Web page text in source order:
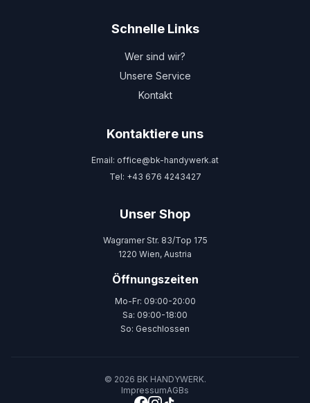
Schnelle Links
Wer sind wir?
Unsere Service
Kontakt
Kontaktiere uns
Email: office@bk-handywerk.at
Tel: +43 676 4243427
Unser Shop
Wagramer Str. 83/Top 175
1220 Wien, Austria
Öffnungszeiten
Mo-Fr: 09:00-20:00
Sa: 09:00-18:00
So: Geschlossen
© 2026 BK HANDYWERK.
ImpressumAGBs